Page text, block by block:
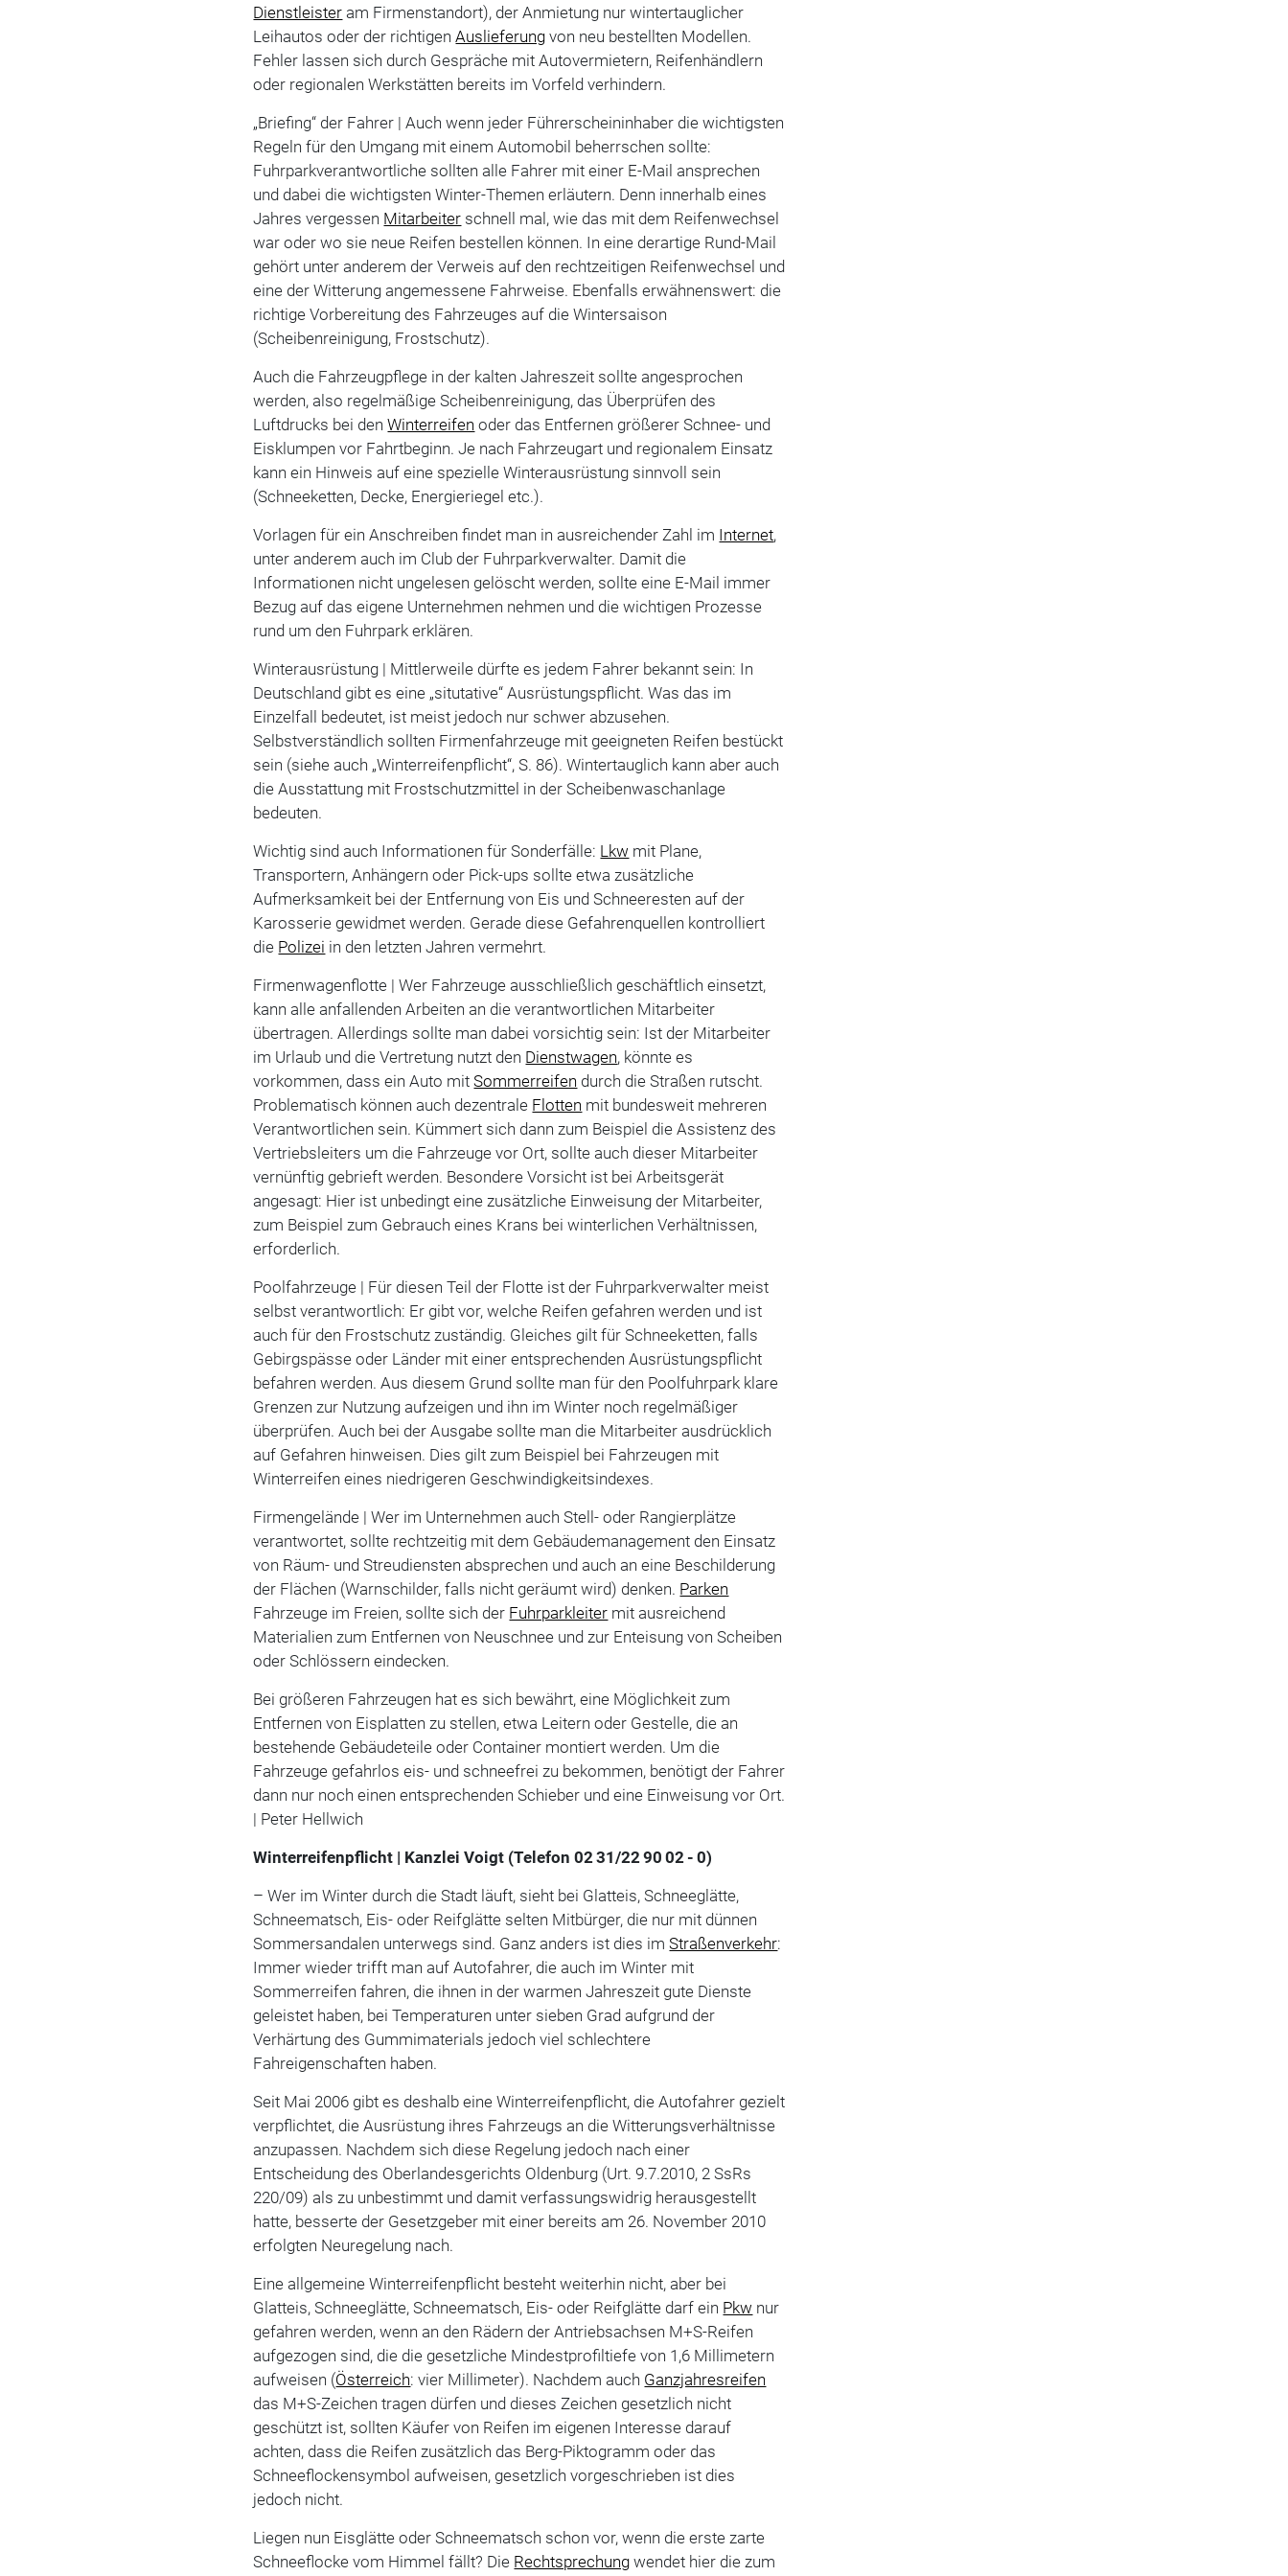
Dienstleister am Firmenstandort), der Anmietung nur wintertauglicher
Leihautos oder der richtigenAuslieferung von neu bestellten Modellen.
Fehler lassen sich durch Gespräche mit Autovermietern, Reifenhändlern
oder regionalen Werkstätten bereits im Vorfeld verhindern.
„Briefing“ der Fahrer | Auch wenn jeder Führerscheininhaber die wichtigsten
Regeln für den Umgang mit einem Automobil beherrschen sollte:
Fuhrparkverantwortliche sollten alle Fahrer mit einer E-Mail ansprechen
und dabei die wichtigsten Winter-Themen erläutern. Denn innerhalb eines
Jahres vergessen Mitarbeiter schnell mal, wie das mit dem Reifenwechsel
war oder wo sie neue Reifen bestellen können. In eine derartige Rund-Mail
gehört unter anderem der Verweis auf den rechtzeitigen Reifenwechsel und
eine der Witterung angemessene Fahrweise. Ebenfalls erwähnenswert: die
richtige Vorbereitung des Fahrzeuges auf die Wintersaison
(Scheibenreinigung, Frostschutz).
Auch die Fahrzeugpflege in der kalten Jahreszeit sollte angesprochen
werden, also regelmäßige Scheibenreinigung, das Überprüfen des
Luftdrucks bei denWinterreifen oder das Entfernen größerer Schnee- und
Eisklumpen vor Fahrtbeginn. Je nach Fahrzeugart und regionalem Einsatz
kann ein Hinweis auf eine spezielle Winterausrüstung sinnvoll sein
(Schneeketten, Decke, Energieriegel etc.).
Vorlagen für ein Anschreiben findet man in ausreichender Zahl im Internet,
unter anderem auch im Club der Fuhrparkverwalter. Damit die
Informationen nicht ungelesen gelöscht werden, sollte eine E-Mail immer
Bezug auf das eigene Unternehmen nehmen und die wichtigen Prozesse
rund um den Fuhrpark erklären.
Winterausrüstung | Mittlerweile dürfte es jedem Fahrer bekannt sein: In
Deutschland gibt es eine „situtative“ Ausrüstungspflicht. Was das im
Einzelfall bedeutet, ist meist jedoch nur schwer abzusehen.
Selbstverständlich sollten Firmenfahrzeuge mit geeigneten Reifen bestückt
sein (siehe auch „Winterreifenpflicht“, S. 86). Wintertauglich kann aber auch
die Ausstattung mit Frostschutzmittel in der Scheibenwaschanlage
bedeuten.
Wichtig sind auch Informationen für Sonderfälle: Lkw mit Plane,
Transportern, Anhängern oder Pick-ups sollte etwa zusätzliche
Aufmerksamkeit bei der Entfernung von Eis und Schneeresten auf der
Karosserie gewidmet werden. Gerade diese Gefahrenquellen kontrolliert
die Polizei in den letzten Jahren vermehrt.
Firmenwagenflotte | Wer Fahrzeuge ausschließlich geschäftlich einsetzt,
kann alle anfallenden Arbeiten an die verantwortlichen Mitarbeiter
übertragen. Allerdings sollte man dabei vorsichtig sein: Ist der Mitarbeiter
im Urlaub und die Vertretung nutzt den Dienstwagen, könnte es
vorkommen, dass ein Auto mitSommerreifen durch die Straßen rutscht.
Problematisch können auch dezentrale Flotten mit bundesweit mehreren
Verantwortlichen sein. Kümmert sich dann zum Beispiel die Assistenz des
Vertriebsleiters um die Fahrzeuge vor Ort, sollte auch dieser Mitarbeiter
vernünftig gebrieft werden. Besondere Vorsicht ist bei Arbeitsgerät
angesagt: Hier ist unbedingt eine zusätzliche Einweisung der Mitarbeiter,
zum Beispiel zum Gebrauch eines Krans bei winterlichen Verhältnissen,
erforderlich.
Poolfahrzeuge | Für diesen Teil der Flotte ist der Fuhrparkverwalter meist
selbst verantwortlich: Er gibt vor, welche Reifen gefahren werden und ist
auch für den Frostschutz zuständig. Gleiches gilt für Schneeketten, falls
Gebirgspässe oder Länder mit einer entsprechenden Ausrüstungspflicht
befahren werden. Aus diesem Grund sollte man für den Poolfuhrpark klare
Grenzen zur Nutzung aufzeigen und ihn im Winter noch regelmäßiger
überprüfen. Auch bei der Ausgabe sollte man die Mitarbeiter ausdrücklich
auf Gefahren hinweisen. Dies gilt zum Beispiel bei Fahrzeugen mit
Winterreifen eines niedrigeren Geschwindigkeitsindexes.
Firmengelände | Wer im Unternehmen auch Stell- oder Rangierplätze
verantwortet, sollte rechtzeitig mit dem Gebäudemanagement den Einsatz
von Räum- und Streudiensten absprechen und auch an eine Beschilderung
der Flächen (Warnschilder, falls nicht geräumt wird) denken. Parken
Fahrzeuge im Freien, sollte sich der Fuhrparkleiter mit ausreichend
Materialien zum Entfernen von Neuschnee und zur Enteisung von Scheiben
oder Schlössern eindecken.
Bei größeren Fahrzeugen hat es sich bewährt, eine Möglichkeit zum
Entfernen von Eisplatten zu stellen, etwa Leitern oder Gestelle, die an
bestehende Gebäudeteile oder Container montiert werden. Um die
Fahrzeuge gefahrlos eis- und schneefrei zu bekommen, benötigt der Fahrer
dann nur noch einen entsprechenden Schieber und eine Einweisung vor Ort.
| Peter Hellwich
Winterreifenpflicht | Kanzlei Voigt (Telefon 02 31/22 90 02 - 0)
– Wer im Winter durch die Stadt läuft, sieht bei Glatteis, Schneeglätte,
Schneematsch, Eis- oder Reifglätte selten Mitbürger, die nur mit dünnen
Sommersandalen unterwegs sind. Ganz anders ist dies imStraßenverkehr:
Immer wieder trifft man auf Autofahrer, die auch im Winter mit
Sommerreifen fahren, die ihnen in der warmen Jahreszeit gute Dienste
geleistet haben, bei Temperaturen unter sieben Grad aufgrund der
Verhärtung des Gummimaterials jedoch viel schlechtere
Fahreigenschaften haben.
Seit Mai 2006 gibt es deshalb eine Winterreifenpflicht, die Autofahrer gezielt
verpflichtet, die Ausrüstung ihres Fahrzeugs an die Witterungsverhältnisse
anzupassen. Nachdem sich diese Regelung jedoch nach einer
Entscheidung des Oberlandesgerichts Oldenburg (Urt. 9.7.2010, 2 SsRs
220/09) als zu unbestimmt und damit verfassungswidrig herausgestellt
hatte, besserte der Gesetzgeber mit einer bereits am 26. November 2010
erfolgten Neuregelung nach.
Eine allgemeine Winterreifenpflicht besteht weiterhin nicht, aber bei
Glatteis, Schneeglätte, Schneematsch, Eis- oder Reifglätte darf ein Pkw nur
gefahren werden, wenn an den Rädern der Antriebsachsen M+S-Reifen
aufgezogen sind, die die gesetzliche Mindestprofiltiefe von 1,6 Millimetern
aufweisen (Österreich: vier Millimeter). Nachdem auch Ganzjahresreifen
das M+S-Zeichen tragen dürfen und dieses Zeichen gesetzlich nicht
geschützt ist, sollten Käufer von Reifen im eigenen Interesse darauf
achten, dass die Reifen zusätzlich das Berg-Piktogramm oder das
Schneeflockensymbol aufweisen, gesetzlich vorgeschrieben ist dies
jedoch nicht.
Liegen nun Eisglätte oder Schneematsch schon vor, wenn die erste zarte
Schneeflocke vom Himmel fällt? Die Rechtsprechung wendet hier die zum